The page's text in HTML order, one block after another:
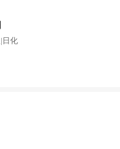
| 日化